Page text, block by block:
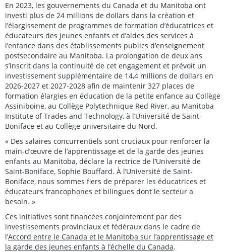
En 2023, les gouvernements du Canada et du Manitoba ont
investi plus de 24 millions de dollars dans la création et
l’élargissement de programmes de formation d’éducatrices et
éducateurs des jeunes enfants et d’aides des services à
l’enfance dans des établissements publics d’enseignement
postsecondaire au Manitoba. La prolongation de deux ans
s’inscrit dans la continuité de cet engagement et prévoit un
investissement supplémentaire de 14,4 millions de dollars en
2026-2027 et 2027-2028 afin de maintenir 327 places de
formation élargies en éducation de la petite enfance au Collège
Assiniboine, au Collège Polytechnique Red River, au Manitoba
Institute of Trades and Technology, à l’Université de Saint-
Boniface et au Collège universitaire du Nord.
« Des salaires concurrentiels sont cruciaux pour renforcer la
main-d’œuvre de l’apprentissage et de la garde des jeunes
enfants au Manitoba, déclare la rectrice de l’Université de
Saint-Boniface, Sophie Bouffard. À l’Université de Saint-
Boniface, nous sommes fiers de préparer les éducatrices et
éducateurs francophones et bilingues dont le secteur a
besoin. »
Ces initiatives sont financées conjointement par des
investissements provinciaux et fédéraux dans le cadre de
l’Accord entre le Canada et le Manitoba sur l’apprentissage et
la garde des jeunes enfants à l’échelle du Canada.